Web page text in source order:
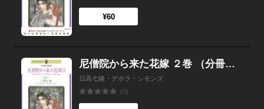
¥60
尼僧院から来た花嫁 ２巻 （分冊版）6話
日高七緒・デボラ・シモンズ
(0)